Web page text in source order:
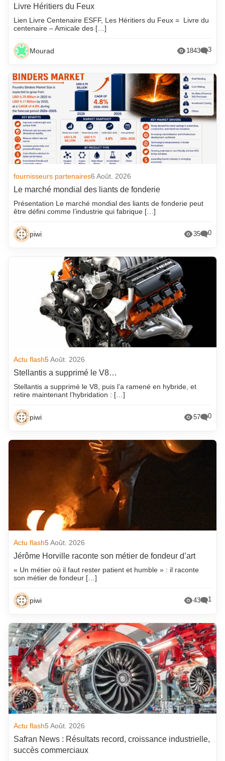
Livre Héritiers du Feux
Lien Livre Centenaire ESFF, Les Héritiers du Feux = Livre du
centenaire – Amicale des […]
Mourad 1843 3
fournisseurs partenaires6 Août. 2026
Le marché mondial des liants de fonderie
Présentation Le marché mondial des liants de fonderie peut
être défini comme l’industrie qui fabrique […]
piwi 35 0
Actu flash5 Août. 2026
Stellantis a supprimé le V8…
Stellantis a supprimé le V8, puis l’a ramené en hybride, et
retire maintenant l’hybridation : […]
piwi 57 0
Actu flash5 Août. 2026
Jérôme Horville raconte son métier de fondeur d’art
« Un métier où il faut rester patient et humble » : il raconte
son métier de fondeur […]
piwi 43 1
Actu flash5 Août. 2026
Safran News : Résultats record, croissance industrielle,
succès commerciaux